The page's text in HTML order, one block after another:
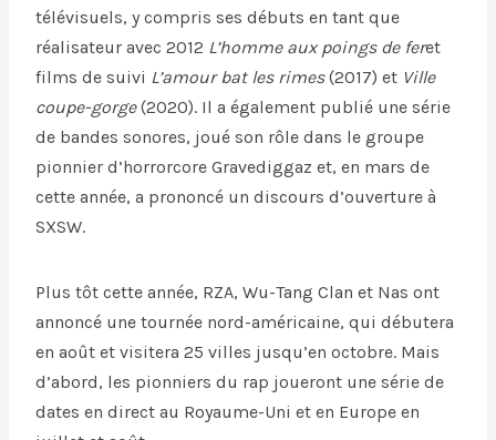
télévisuels, y compris ses débuts en tant que
réalisateur avec 2012 L’homme aux poings de feret
films de suivi L’amour bat les rimes(2017) et Ville
coupe-gorge(2020). Il a également publié une série
de bandes sonores, joué son rôle dans le groupe
pionnier d’horrorcore Gravediggaz et, en mars de
cette année, a prononcé un discours d’ouverture à
SXSW.
Plus tôt cette année, RZA, Wu-Tang Clan et Nas ont
annoncé une tournée nord-américaine, qui débutera
en août et visitera 25 villes jusqu’en octobre. Mais
d’abord, les pionniers du rap joueront une série de
dates en direct au Royaume-Uni et en Europe en